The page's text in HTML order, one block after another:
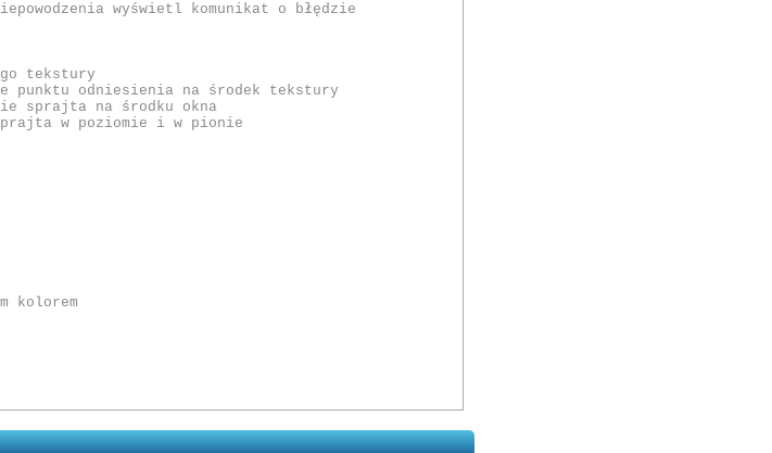
wyświetl komunikat o błędzie
tekstury
punktu odniesienia na środek tekstury
sprajta na środku okna
w poziomie i w pionie
kolorem